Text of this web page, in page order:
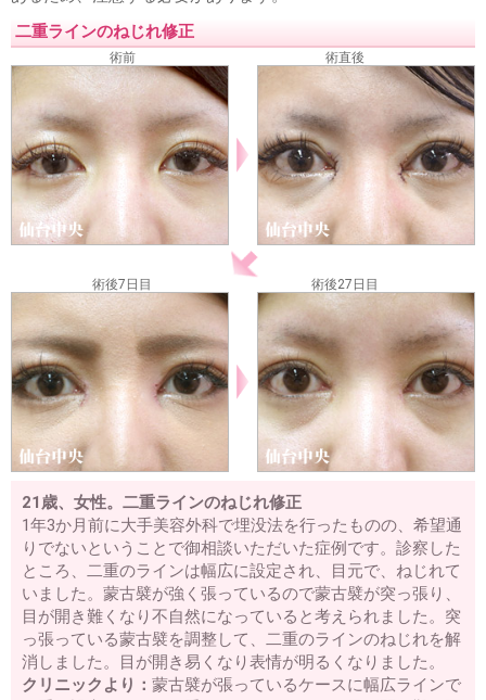
二重ラインのねじれ修正
術前 術直後
術後7日目 術後27日目
21歳、女性。二重ラインのねじれ修正
1年3か月前に大手美容外科で埋没法を行ったものの、希望通
りでないということで御相談いただいた症例です。診察した
ところ、二重のラインは幅広に設定され、目元で、ねじれて
いました。蒙古襞が強く張っているので蒙古襞が突っ張り、
目が開き難くなり不自然になっていると考えられました。突
っ張っている蒙古襞を調整して、二重のラインのねじれを解
消しました。目が開き易くなり表情が明るくなりました。
クリニックより： 蒙古襞が張っているケースに幅広ラインで